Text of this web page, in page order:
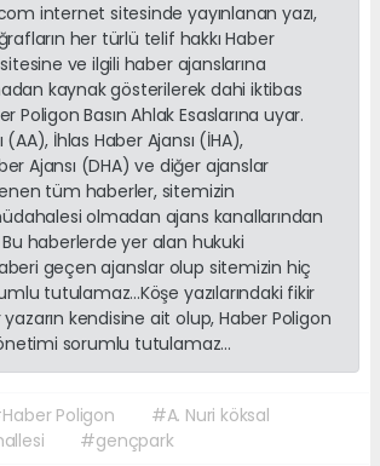
internet sitesinde yayınlanan yazı,
her türlü telif hakkı Haber
ve ilgili haber ajanslarına
kaynak gösterilerek dahi iktibas
Poligon Basın Ahlak Esaslarına uyar.
(AA), İhlas Haber Ajansı (İHA),
Ajansı (DHA) ve diğer ajanslar
tüm haberler, sitemizin
olmadan ajans kanallarından
haberlerde yer alan hukuki
geçen ajanslar olup sitemizin hiç
tutulamaz...Köşe yazılarındaki fikir
kendisine ait olup, Haber Poligon
sorumlu tutulamaz...
Poligon
#A. Nuri köksal
#gençpark